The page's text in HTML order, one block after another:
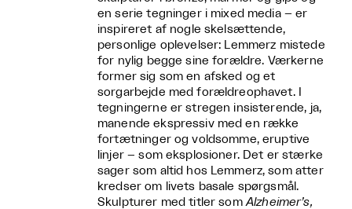
en serie tegninger i mixed media – er
inspireret af nogle skelsættende,
personlige oplevelser: Lemmerz mistede
for nylig begge sine forældre. Værkerne
former sig som en afsked og et
sorgarbejde med forældreophavet. I
tegningerne er stregen insisterende, ja,
manende ekspressiv med en række
fortætninger og voldsomme, eruptive
linjer – som eksplosioner. Det er stærke
sager som altid hos Lemmerz, som atter
kredser om livets basale spørgsmål.
Skulpturer med titler som Alzheimer’s,